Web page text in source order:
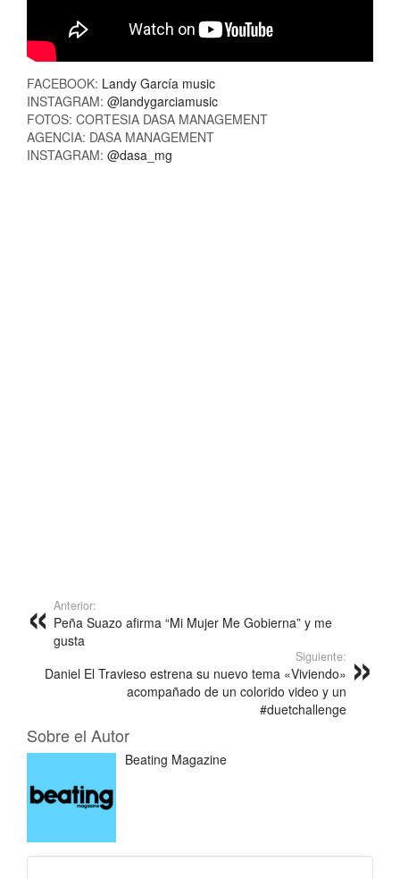
FACEBOOK: Landy García music
INSTAGRAM: @landygarciamusic
FOTOS: CORTESIA DASA MANAGEMENT
AGENCIA: DASA MANAGEMENT
INSTAGRAM: @dasa_mg
Anterior:
Peña Suazo afirma “Mi Mujer Me Gobierna” y me
gusta
Siguiente:
Daniel El Travieso estrena su nuevo tema «Viviendo»
acompañado de un colorido video y un
#duetchallenge
Sobre el Autor
Beating Magazine